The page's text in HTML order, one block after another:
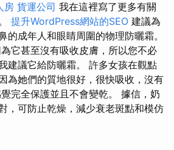
房 貨運公司 我在這裡寫了更多有關
提升WordPress網站的SEO 建議為
的成年人和眼睛周圍的物理防曬霜。
它甚至沒有吸收皮膚，所以您不必
建議它給防曬霜。 許多女孩在觀點
為她們的質地很好，很快吸收，沒有
完全保護並且不會變乾。 據信，奶
，可防止乾燥，減少衰老斑點和模仿